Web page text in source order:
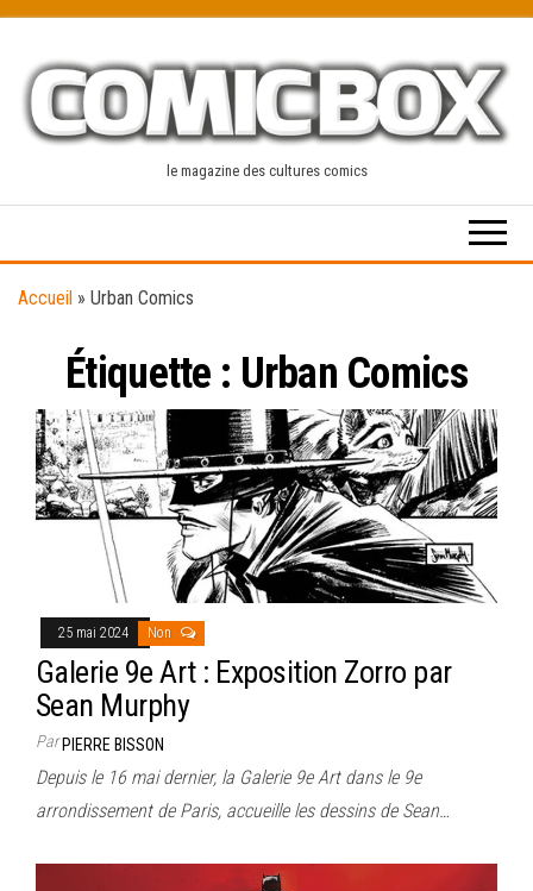
content
le magazine des cultures comics
Accueil » Urban Comics
Étiquette : Urban Comics
25 mai 2024 Non
Galerie 9e Art : Exposition Zorro par
Sean Murphy
ParPIERRE BISSON
Depuis le 16 mai dernier, la Galerie 9e Art dans le 9e
arrondissement de Paris, accueille les dessins de Sean…